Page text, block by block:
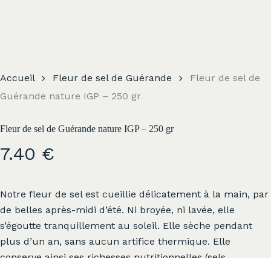
Accueil Fleur de sel de Guérande
Fleur de sel de
Guérande nature IGP – 250 gr
Fleur de sel de Guérande nature IGP – 250 gr
7.40 €
Notre fleur de sel est cueillie délicatement à la main, par
de belles après-midi d’été. Ni broyée, ni lavée, elle
s’égoutte tranquillement au soleil. Elle sèche pendant
plus d’un an, sans aucun artifice thermique. Elle